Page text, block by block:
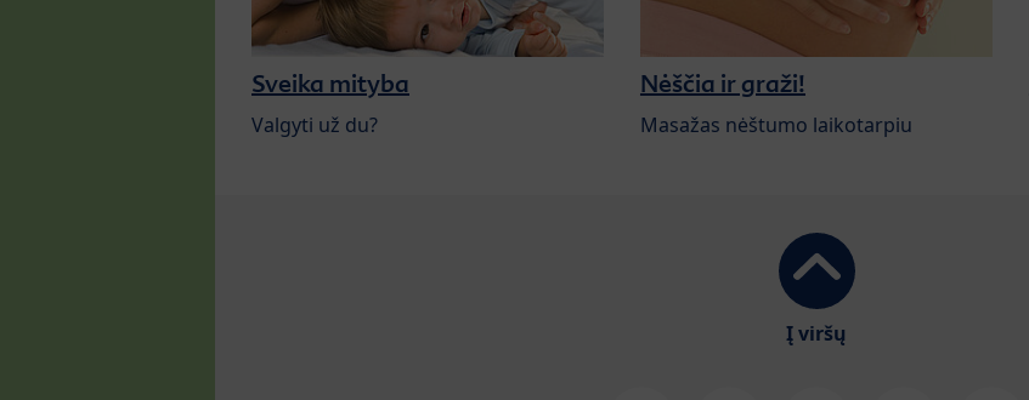
Sveika mityba
Valgyti už du?
Nėščia ir graži!
Masažas nėštumo laikotarpiu
Į viršų